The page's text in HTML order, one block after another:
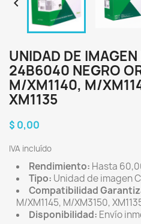

UNIDAD DE
24B6040 NEGRO
M/XM1140, M/
XM1135
$ 0,00
IVA incluído
Rendimiento: Hasta
Tipo: Unidad de imagen
Compatibilidad
M/XM1145, M/XM3150,
Disponibilidad: Envío